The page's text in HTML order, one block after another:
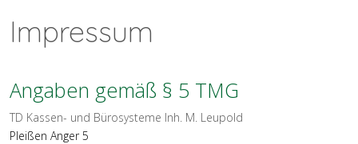
Impressum
Angaben gemäß § 5 TMG
TD Kassen- und Bürosysteme Inh. M. Leupold
Pleißen Anger 5